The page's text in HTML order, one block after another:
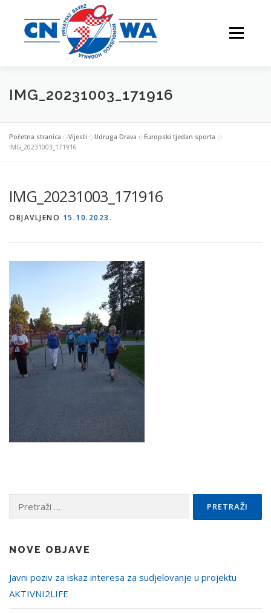
sadržaj
Izbornik
NATJECANJA FESTIVALI O NAMA
IMG_20231003_171916
Početna stranica »Vijesti »Udruga Drava »Europski tjedan sporta »
IMG_20231003_171916
IMG_20231003_171916
OBJAVLJENO 15.10.2023.
Pretraži:
NOVE OBJAVE
Javni poziv za iskaz interesa za sudjelovanje u projektu
AKTIVNI2LIFE